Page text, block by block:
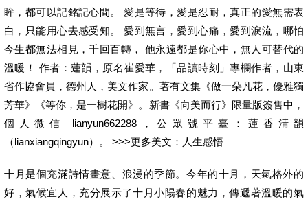
眸，都可以記銘記心間。 愛是等待，愛是忍耐，真正的愛無需表
白，只能用心去感受知。 愛到無言，愛到心痛，愛到淚流，哪怕
今生都無法相見，千回百轉， 他永遠都是你心中，無人可替代的
溫暖！ 作者：蓮韻，原名崔愛華，「品讀時刻」專欄作者，山東
省作協會員，德州人，美文作家。著有文集《做一朵凡花，優雅獨
芳華》《等你，是一樹花開》。新書《向美而行》限量版簽售中，
個人微信 lianyun662288，公眾號平臺：蓮香清韻
（lianxiangqingyun）。 >>>更多美文：人生感悟
十月是個充滿詩情畫意、浪漫的季節。今年的十月，天氣格外的
好，氣候宜人，充分展示了十月小陽春的魅力，傳遞著溫暖的氣